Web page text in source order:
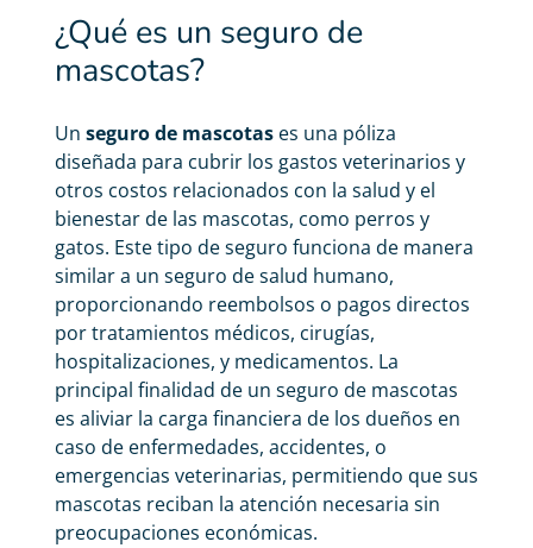
¿Qué es un seguro de
mascotas?
Un seguro de mascotas es una póliza
diseñada para cubrir los gastos veterinarios y
otros costos relacionados con la salud y el
bienestar de las mascotas, como perros y
gatos. Este tipo de seguro funciona de manera
similar a un seguro de salud humano,
proporcionando reembolsos o pagos directos
por tratamientos médicos, cirugías,
hospitalizaciones, y medicamentos. La
principal finalidad de un seguro de mascotas
es aliviar la carga financiera de los dueños en
caso de enfermedades, accidentes, o
emergencias veterinarias, permitiendo que sus
mascotas reciban la atención necesaria sin
preocupaciones económicas.